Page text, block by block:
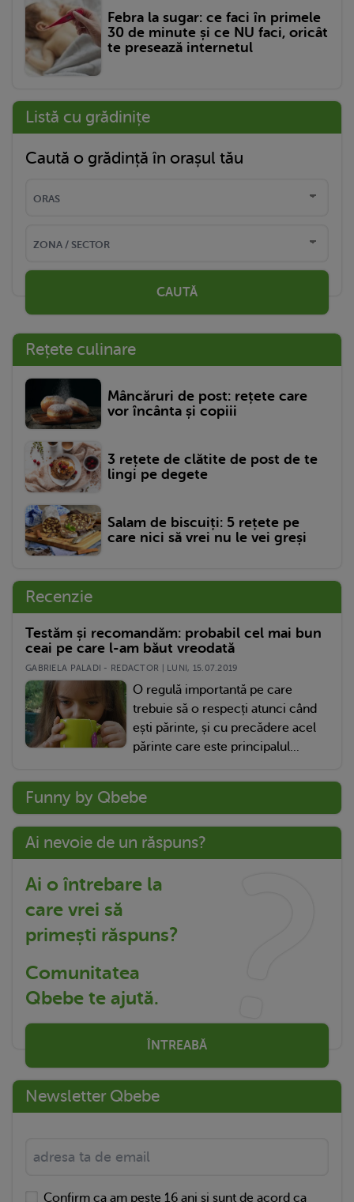
Febra la sugar: ce faci în primele
30 de minute și ce NU faci, oricât
te presează internetul
Listă cu grădinițe
Caută o grădință în orașul tău
CAUTĂ
Rețete culinare
Mâncăruri de post: rețete care
vor încânta și copiii
3 rețete de clătite de post de te
lingi pe degete
Salam de biscuiți: 5 rețete pe
care nici să vrei nu le vei greși
Recenzie
Testăm și recomandăm: probabil cel mai bun
ceai pe care l-am băut vreodată
GABRIELA PALADI - REDACTOR | LUNI, 15.07.2019
O regulă importantă pe care
trebuie să o respecți atunci când
ești părinte, și cu precădere acel
părinte care este principalul...
Funny by Qbebe
Ai nevoie de un răspuns?
Ai o întrebare la
care vrei să
primești răspuns?
Comunitatea
Qbebe te ajută.
ÎNTREABĂ
Newsletter Qbebe
Confirm ca am peste 16 ani si sunt de acord ca